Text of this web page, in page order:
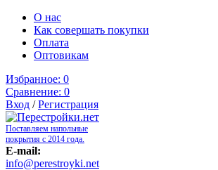
О нас
Как совершать покупки
Оплата
Оптовикам
Избранное: 0
Сравнение: 0
Вход /Регистрация
Поставляем напольные
покрытия с 2014 года.
E-mail:
info@perestroyki.net